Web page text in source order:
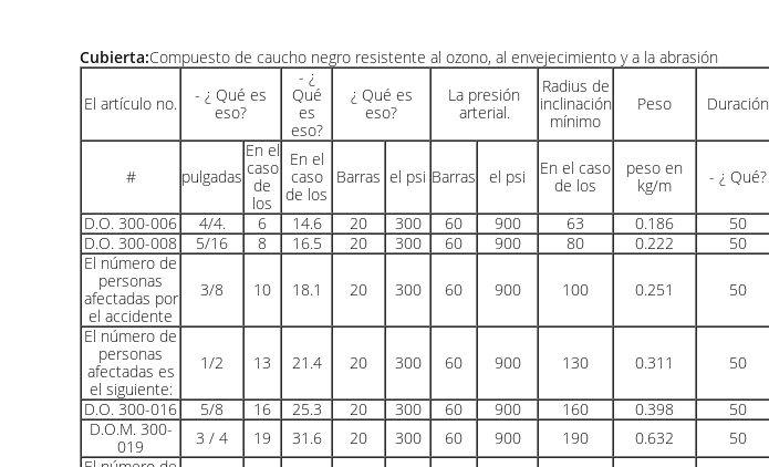
Cubierta:Compuesto de caucho negro resistente al ozono, al envejecimiento y a la abrasión
El artículo no.
- ¿ Qué es
eso?
- ¿
Qué
es
eso?
¿ Qué es
eso?
La presión
arterial.
Radius de
inclinación
mínimo
Peso Duración
# pulgadas
En el
caso
de
los
En el
caso
de los
Barras el psi Barras el psi
En el caso
de los
peso en
kg/m
- ¿ Qué?
D.O. 300-006 4/4. 6 14.6 20 300 60 900 63 0.186
50
D.O. 300-008
5/16 8 16.5 20 300 60 900 80 0.222
50
El número de
personas
afectadas por
el accidente
3/8 10 18.1 20 300 60 900 100 0.251 50
El número de
personas
afectadas es
el siguiente:
1/2 13 21.4 20 300 60 900 130 0.311 50
D.O. 300-016 5/8 16 25.3 20 300 60 900 160 0.398
50
D.O.M. 300-
019
3 / 4 19 31.6 20 300 60 900 190 0.632
50